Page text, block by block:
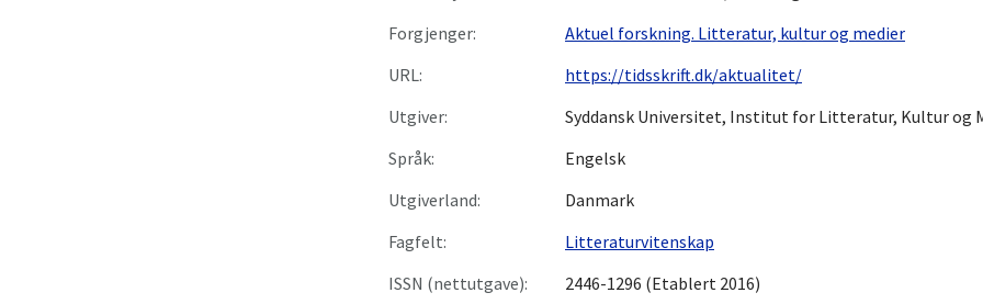
Forgjenger:
Aktuel forskning. Litteratur, kultur og medier
URL:
https://tidsskrift.dk/aktualitet/
Utgiver:
Syddansk Universitet, Institut for Litteratur, Kultur og
Språk:
Engelsk
Utgiverland:
Danmark
Fagfelt:
Litteraturvitenskap
ISSN (nettutgave):
2446-1296 (Etablert 2016)